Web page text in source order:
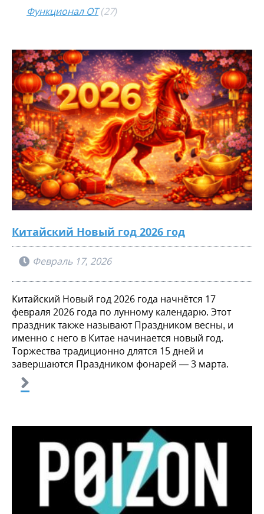
Китайский Новый год 2026 год
Февраль 17, 2026
Китайский Новый год 2026 года начнётся 17
февраля 2026 года по лунному календарю. Этот
праздник также называют Праздником весны, и
именно с него в Китае начинается новый год.
Торжества традиционно длятся 15 дней и
завершаются Праздником фонарей — 3 марта.
Функционал ОТ(27)